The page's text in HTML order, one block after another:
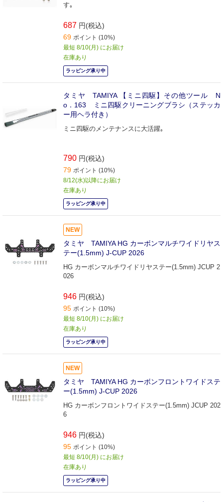
す｡
687 円(税込)
69 ポイント (10%)
最短 8/10(月) にお届け
在庫あり
ラッピング承り中
タミヤ TAMIYA 【ミニ四駆】その他ツール N
o．163 ミニ四駆クリーニングブラシ（ステッカ
ー用ヘラ付き）
ミニ四駆のメンテナンスに大活躍｡
790 円(税込)
79 ポイント (10%)
8/12(水)以降にお届け
在庫あり
ラッピング承り中
NEW
タミヤ TAMIYA HG カーボンマルチワイドリヤス
テー(1.5mm) J-CUP 2026
HG カーボンマルチワイドリヤステー(1.5mm) JCUP 2
026
946 円(税込)
95 ポイント (10%)
最短 8/10(月) にお届け
在庫あり
ラッピング承り中
NEW
タミヤ TAMIYA HG カーボンフロントワイドステ
ー(1.5mm) J-CUP 2026
HG カーボンフロントワイドステー(1.5mm) JCUP 202
6
946 円(税込)
95 ポイント (10%)
最短 8/10(月) にお届け
在庫あり
ラッピング承り中